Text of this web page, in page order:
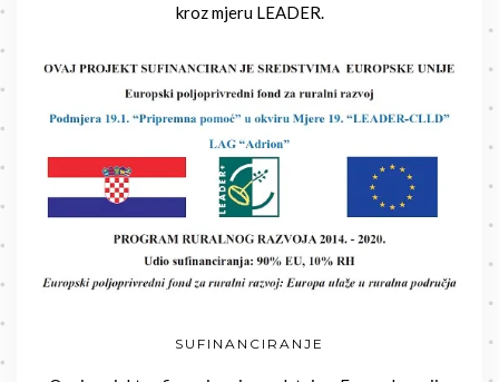
kroz mjeru LEADER.
SUFINANCIRANJE